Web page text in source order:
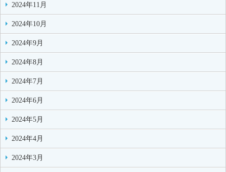
2024年11月
2024年10月
2024年9月
2024年8月
2024年7月
2024年6月
2024年5月
2024年4月
2024年3月